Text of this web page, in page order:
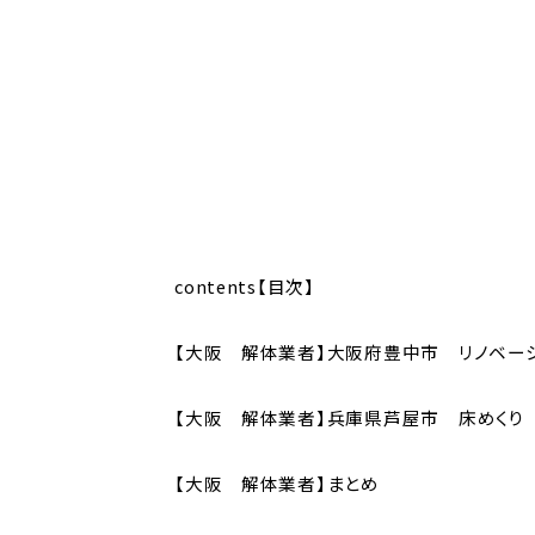
contents【目次】
【大阪 解体業者】大阪府豊中市 リノベ
【大阪 解体業者】兵庫県芦屋市 床めくり
【大阪 解体業者】まとめ